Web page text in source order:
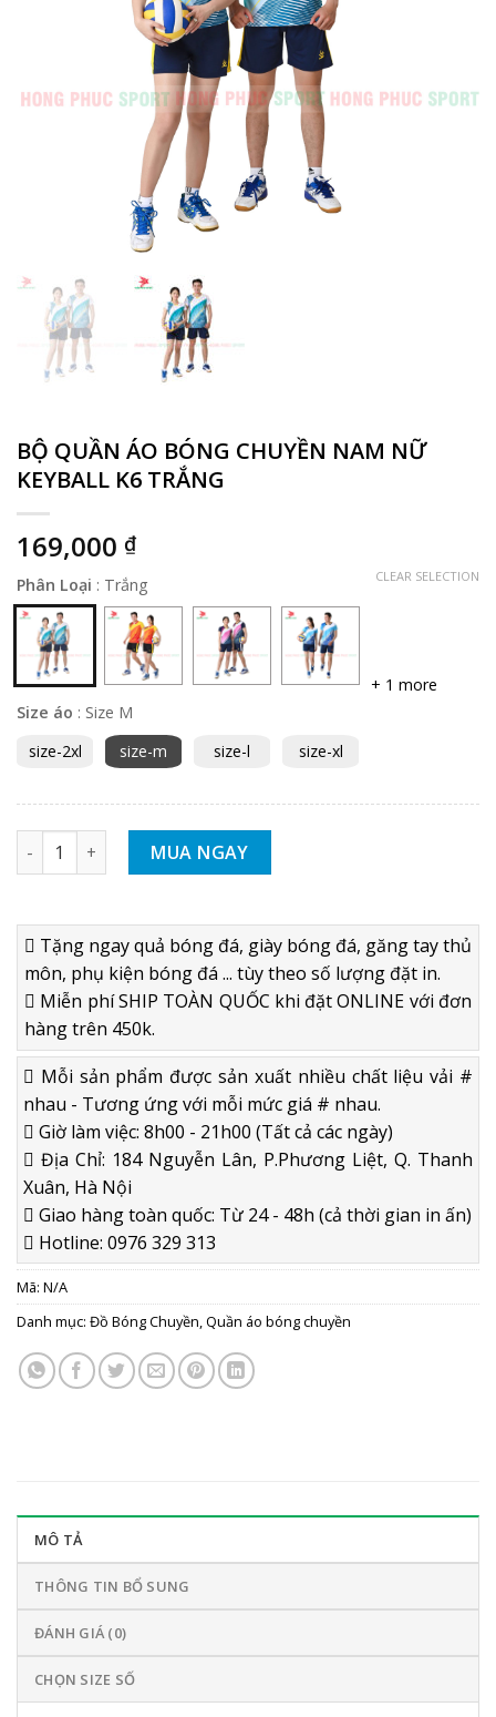
BỘ QUẦN ÁO BÓNG CHUYỀN NAM NỮ
KEYBALL K6 TRẮNG
169,000 ₫
Phân Loại : Trắng
+ 1 more
Size áo : Size M
size-2xl
size-m size-l size-xl
CLEAR SELECTION
BỘ QUẦN ÁO BÓNG CHUYỀN NAM NỮ KEYBALL K6 TRẮNG
MUA NGAY
Tặng ngay quả bóng đá, giày bóng đá, găng tay thủ
môn, phụ kiện bóng đá ... tùy theo số lượng đặt in.
Miễn phí SHIP TOÀN QUỐC khi đặt ONLINE với đơn
hàng trên 450k.
Mỗi sản phẩm được sản xuất nhiều chất liệu vải #
nhau - Tương ứng với mỗi mức giá # nhau.
Giờ làm việc: 8h00 - 21h00 (Tất cả các ngày)
Địa Chỉ: 184 Nguyễn Lân, P.Phương Liệt, Q. Thanh
Xuân, Hà Nội
Giao hàng toàn quốc: Từ 24 - 48h (cả thời gian in ấn)
Hotline: 0976 329 313
Mã: N/A
Danh mục: Đồ Bóng Chuyền,Quần áo bóng chuyền
MÔ TẢ
THÔNG TIN BỔ SUNG
ĐÁNH GIÁ (0)
CHỌN SIZE SỐ